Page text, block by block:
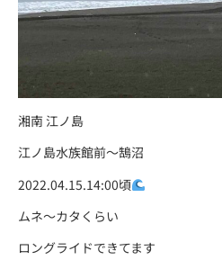
湘南 江ノ島
江ノ島水族館前〜鵠沼
2022.04.15.14:00頃
ムネ〜カタくらい
ロングライドできてます